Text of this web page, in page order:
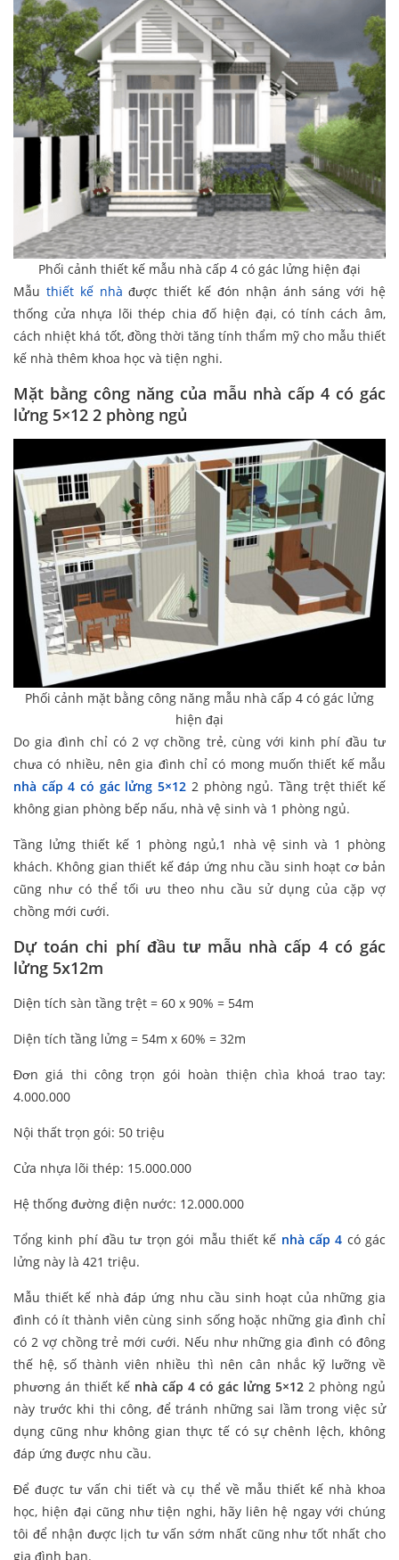
Phối cảnh thiết kế mẫu nhà cấp 4 có gác lửng hiện đại
Mẫu thiết kế nhà được thiết kế đón nhận ánh sáng với hệ
thống cửa nhựa lõi thép chia đố hiện đại, có tính cách âm,
cách nhiệt khá tốt, đồng thời tăng tính thẩm mỹ cho mẫu thiết
kế nhà thêm khoa học và tiện nghi.
Mặt bằng công năng của mẫu nhà cấp 4 có gác
lửng 5×12 2 phòng ngủ
Phối cảnh mặt bằng công năng mẫu nhà cấp 4 có gác lửng
hiện đại
Do gia đình chỉ có 2 vợ chồng trẻ, cùng với kinh phí đầu tư
chưa có nhiều, nên gia đình chỉ có mong muốn thiết kế mẫu
nhà cấp 4 có gác lửng 5×12 2 phòng ngủ. Tầng trệt thiết kế
không gian phòng bếp nấu, nhà vệ sinh và 1 phòng ngủ.
Tầng lửng thiết kế 1 phòng ngủ,1 nhà vệ sinh và 1 phòng
khách. Không gian thiết kế đáp ứng nhu cầu sinh hoạt cơ bản
cũng như có thể tối ưu theo nhu cầu sử dụng của cặp vợ
chồng mới cưới.
Dự toán chi phí đầu tư mẫu nhà cấp 4 có gác
lửng 5x12m
Diện tích sàn tầng trệt = 60 x 90% = 54m
Diện tích tầng lửng = 54m x 60% = 32m
Đơn giá thi công trọn gói hoàn thiện chìa khoá trao tay:
4.000.000
Nội thất trọn gói: 50 triệu
Cửa nhựa lõi thép: 15.000.000
Hệ thống đường điện nước: 12.000.000
Tổng kinh phí đầu tư trọn gói mẫu thiết kế nhà cấp 4 có gác
lửng này là 421 triệu.
Mẫu thiết kế nhà đáp ứng nhu cầu sinh hoạt của những gia
đình có ít thành viên cùng sinh sống hoặc những gia đình chỉ
có 2 vợ chồng trẻ mới cưới. Nếu như những gia đình có đông
thế hệ, số thành viên nhiều thì nên cân nhắc kỹ lưỡng về
phương án thiết kế nhà cấp 4 có gác lửng 5×12 2 phòng ngủ
này trước khi thi công, để tránh những sai lầm trong việc sử
dụng cũng như không gian thực tế có sự chênh lệch, không
đáp ứng được nhu cầu.
Để đuợc tư vấn chi tiết và cụ thể về mẫu thiết kế nhà khoa
học, hiện đại cũng như tiện nghi, hãy liên hệ ngay với chúng
tôi để nhận được lịch tư vấn sớm nhất cũng như tốt nhất cho
gia đình bạn.